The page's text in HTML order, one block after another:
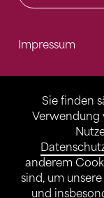
Sie finden
Verwendung
anderem
sind, um
und
Impressum